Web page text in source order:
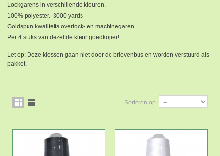
Lockgarens in verschillende kleuren.
100% polyester. 3000 yards
Goldspun kwaliteits overlock- en machinegaren.
Per 4 stuks van dezelfde kleur goedkoper!
Let op: Deze klossen gaan niet door de brievenbus en worden verstuurd als
pakket.
Sorteren op